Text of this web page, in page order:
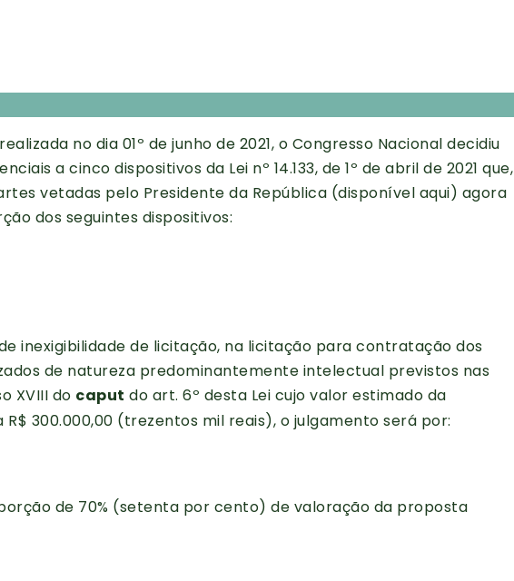
no dia 01º de junho de 2021, o Congresso Nacional decidiu
a cinco dispositivos da Lei nº 14.133, de 1º de abril de 2021 que,
vetadas pelo Presidente da República (disponível aqui) agora
dos seguintes dispositivos:
inexigibilidade de licitação, na licitação para contratação dos
de natureza predominantemente intelectual previstos nas
XVIII do caput do art. 6º desta Lei cujo valor estimado da
300.000,00 (trezentos mil reais), o julgamento será por:
de 70% (setenta por cento) de valoração da proposta